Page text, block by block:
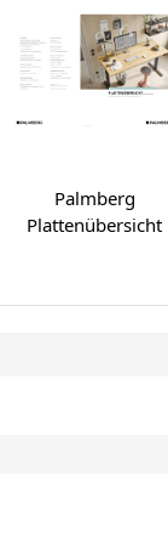
Palmberg
Plattenübersicht